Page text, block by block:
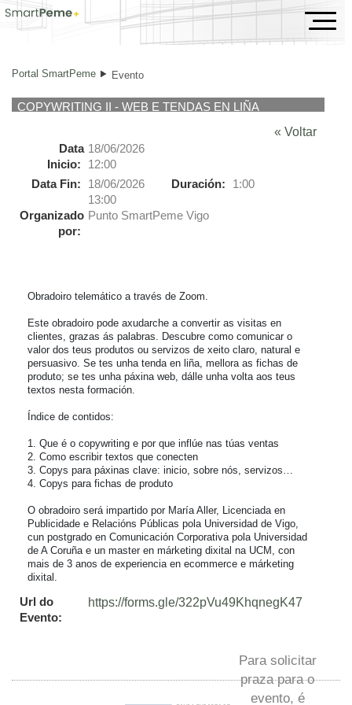
Evento
Portal SmartPeme Evento
COPYWRITING II - WEB E TENDAS EN LIÑA
« Voltar
Data
Inicio:
18/06/2026
12:00
Data Fin:
18/06/2026
13:00
Duración: 1:00
Organizado
por:
Punto SmartPeme Vigo
Obradoiro telemático a través de Zoom.
Este obradoiro pode axudarche a convertir as visitas en
clientes, grazas ás palabras. Descubre como comunicar o
valor dos teus produtos ou servizos de xeito claro, natural e
persuasivo. Se tes unha tenda en liña, mellora as fichas de
produto; se tes unha páxina web, dálle unha volta aos teus
textos nesta formación.
Índice de contidos:
1. Que é o copywriting e por que inflúe nas túas ventas
2. Como escribir textos que conecten
3. Copys para páxinas clave: inicio, sobre nós, servizos…
4. Copys para fichas de produto
O obradoiro será impartido por María Aller, Licenciada en
Publicidade e Relacións Públicas pola Universidad de Vigo,
cun postgrado en Comunicación Corporativa pola Universidad
de A Coruña e un master en márketing dixital na UCM, con
mais de 3 anos de experiencia en ecommerce e márketing
dixital.
Url do
Evento:
https://forms.gle/322pVu49KhqnegK47
Para solicitar
praza para o
evento, é